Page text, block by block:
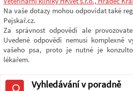
Na vaše dotazy mohou odpovídat také
Pejskař.cz.
Za správnost odpovědí ale
Uvedené odpovědi nemusí komplexně
vašeho psa, proto je nutné je
lékařem.
Vyhledávání v poradně